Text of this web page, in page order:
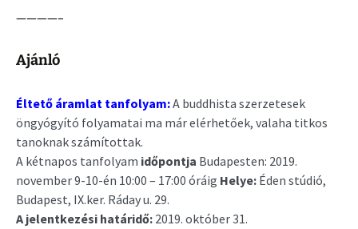
————–
Ajánló
Éltető áramlat tanfolyam:A buddhista szerzetesek
öngyógyító folyamatai ma már elérhetőek, valaha titkos
tanoknak számítottak.
A kétnapos tanfolyam időpontja Budapesten: 2019.
november 9-10-én 10:00 – 17:00 óráig Helye: Éden stúdió,
Budapest, IX.ker. Ráday u. 29.
A jelentkezési határidő: 2019. október 31.